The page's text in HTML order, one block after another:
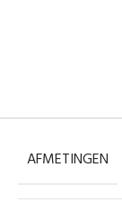
AFMETINGEN